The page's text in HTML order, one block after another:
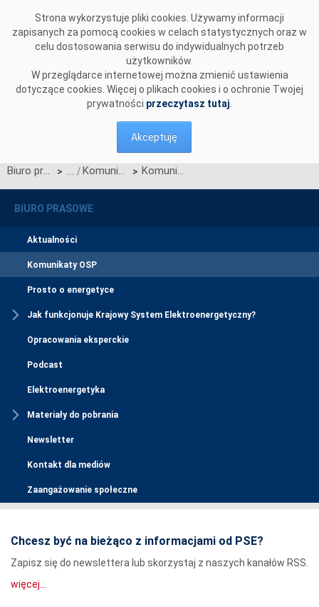
Strona wykorzystuje pliki cookies. Używamy informacji
zapisanych za pomocą cookies w celach statystycznych oraz w
celu dostosowania serwisu do indywidualnych potrzeb
użytkowników.
W przeglądarce internetowej można zmienić ustawienia
dotyczące cookies. Więcej o plikach cookies i o ochronie Twojej
prywatności przeczytasz tutaj
Akceptuję
Biuro prasowe > Komunikaty OSP > Komunikat Polskich Sieci Elektroenergetycznych S.A. w sprawie zmian Regulaminu rynku mocy wynikających z Karty aktualizacji nr RRM/Z/11/2025
BIURO PRASOWE
Aktualności
Komunikaty OSP
Prosto o energetyce
Jak funkcjonuje Krajowy System Elektroenergetyczny?
Opracowania eksperckie
Podcast
Elektroenergetyka
Materiały do pobrania
Newsletter
Kontakt dla mediów
Zaangażowanie społeczne
Chcesz być na bieżąco z informacjami od PSE?
Zapisz się do newslettera lub skorzystaj z naszych kanałów RSS.
więcej...